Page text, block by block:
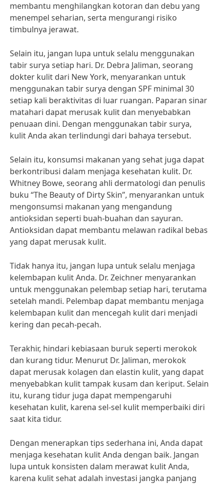
membantu menghilangkan kotoran dan debu yang
menempel seharian, serta mengurangi risiko
timbulnya jerawat.
Selain itu, jangan lupa untuk selalu menggunakan
tabir surya setiap hari. Dr. Debra Jaliman, seorang
dokter kulit dari New York, menyarankan untuk
menggunakan tabir surya dengan SPF minimal 30
setiap kali beraktivitas di luar ruangan. Paparan sinar
matahari dapat merusak kulit dan menyebabkan
penuaan dini. Dengan menggunakan tabir surya,
kulit Anda akan terlindungi dari bahaya tersebut.
Selain itu, konsumsi makanan yang sehat juga dapat
berkontribusi dalam menjaga kesehatan kulit. Dr.
Whitney Bowe, seorang ahli dermatologi dan penulis
buku “The Beauty of Dirty Skin”, menyarankan untuk
mengonsumsi makanan yang mengandung
antioksidan seperti buah-buahan dan sayuran.
Antioksidan dapat membantu melawan radikal bebas
yang dapat merusak kulit.
Tidak hanya itu, jangan lupa untuk selalu menjaga
kelembapan kulit Anda. Dr. Zeichner menyarankan
untuk menggunakan pelembap setiap hari, terutama
setelah mandi. Pelembap dapat membantu menjaga
kelembapan kulit dan mencegah kulit dari menjadi
kering dan pecah-pecah.
Terakhir, hindari kebiasaan buruk seperti merokok
dan kurang tidur. Menurut Dr. Jaliman, merokok
dapat merusak kolagen dan elastin kulit, yang dapat
menyebabkan kulit tampak kusam dan keriput. Selain
itu, kurang tidur juga dapat mempengaruhi
kesehatan kulit, karena sel-sel kulit memperbaiki diri
saat kita tidur.
Dengan menerapkan tips sederhana ini, Anda dapat
menjaga kesehatan kulit Anda dengan baik. Jangan
lupa untuk konsisten dalam merawat kulit Anda,
karena kulit sehat adalah investasi jangka panjang